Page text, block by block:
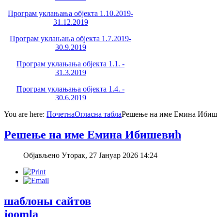
Програм уклањања објекта 1.10.2019-
31.12.2019
Програм уклањања објекта 1.7.2019-
30.9.2019
Програм уклањања објекта 1.1. -
31.3.2019
Програм уклањања објекта 1.4. -
30.6.2019
You are here: ПочетнаОгласна таблаРешење на име Емина
Решење на име Емина Ибишевић
Објављено Уторак, 27 Јануар 2026 14:24
шаблоны сайтов
joomla